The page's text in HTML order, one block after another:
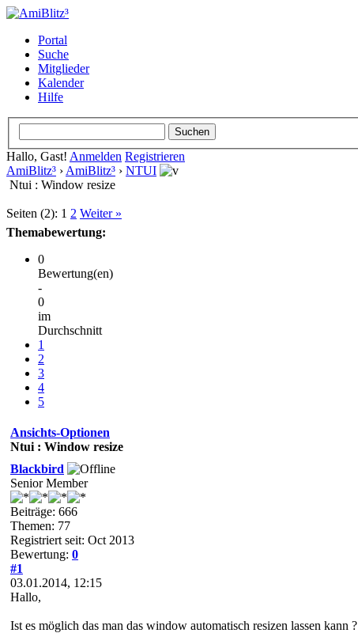
Portal
Suche
Mitglieder
Kalender
Hilfe
Hallo, Gast! Anmelden Registrieren
AmiBlitz³ › AmiBlitz³ › NTUI
Ntui : Window resize
Seiten (2): 1 2 Weiter »
Themabewertung:
0
Bewertung(en)
-
0
im
Durchschnitt
1
2
3
4
5
Ansichts-Optionen
Ntui : Window resize
Blackbird
Senior Member
Beiträge: 666
Themen: 77
Registriert seit: Oct 2013
Bewertung: 0
#1
03.01.2014, 12:15
Hallo,
Ist es möglich das man das window automatisch resizen lassen kann ?